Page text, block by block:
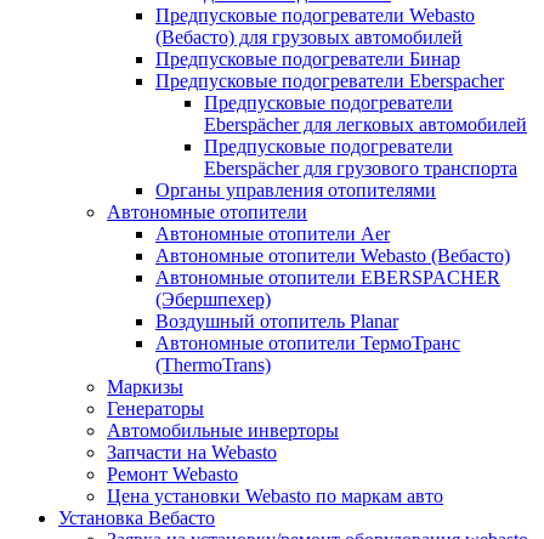
Предпусковые подогреватели Webasto
(Вебасто) для грузовых автомобилей
Предпусковые подогреватели Бинар
Предпусковые подогреватели Eberspacher
Предпусковые подогреватели
Eberspächer для легковых автомобилей
Предпусковые подогреватели
Eberspächer для грузового транспорта
Органы управления отопителями
Автономные отопители
Автономные отопители Аer
Автономные отопители Webasto (Вебасто)
Автономные отопители EBERSPACHER
(Эбершпехер)
Воздушный отопитель Planar
Автономные отопители ТермоТранс
(ThermoTrans)
Маркизы
Генераторы
Автомобильные инверторы
Запчасти на Webasto
Ремонт Webasto
Цена установки Webasto по маркам авто
Установка Вебасто